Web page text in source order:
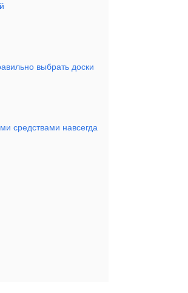
выбрать доски
средствами навсегда